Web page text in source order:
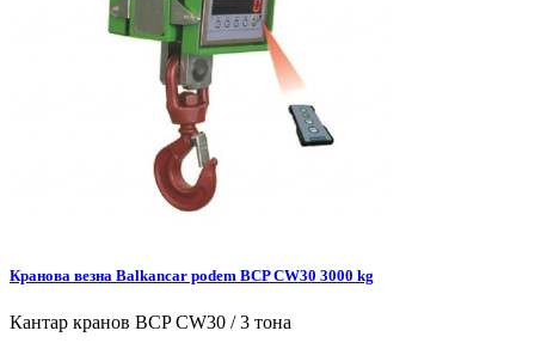
Кранова везна Balkancar podem BCP CW30 3000 kg
Кантар кранов BCP CW30 / 3 тона